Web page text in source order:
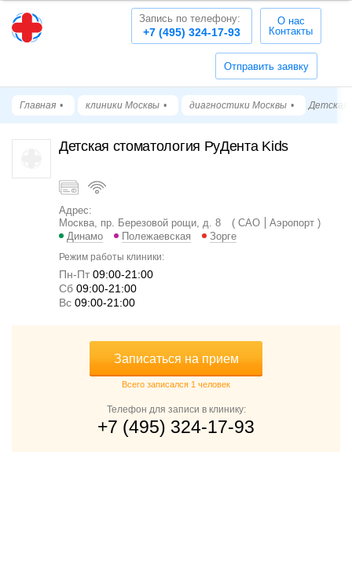
Отправить заявку
+7 (495) 324-17-93
Запись по телефону:
О нас
Контакты
Главная клиники Москвы диагностики Москвы Детская
Детская стоматология РуДента Kids
Адрес:
Москва, пр. Березовой рощи, д. 8
САО
Аэропорт
Динамо
Полежаевская Зорге
Режим работы клиники:
Пн-Пт 09:00-21:00
Cб 09:00-21:00
Вс 09:00-21:00
Записаться на прием
Всего записался 1 человек
Телефон для записи в клинику:
+7 (495) 324-17-93